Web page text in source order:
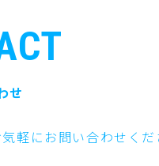
せ
軽にお問い合わせく